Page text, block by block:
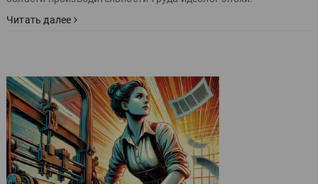
Читать далее